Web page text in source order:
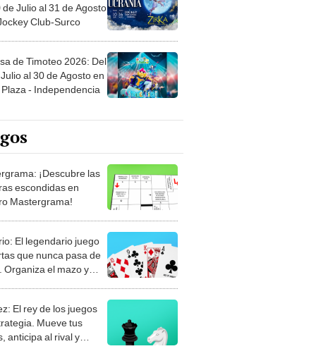
Club-Surco
al 30 de Agosto en
- Independencia
escondidas en
Mastergrama!
que nunca pasa de
Organiza el mazo y
tu habilidad.
Mueve tus
anticipa al rival y
el jaque mate.